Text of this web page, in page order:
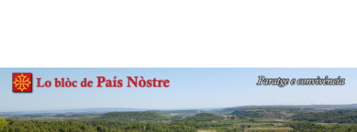
Paratge e Convivència